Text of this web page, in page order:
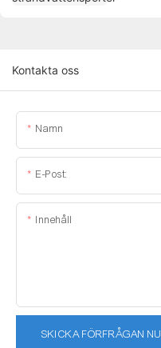
Kontakta oss
Namn
E-Post:
Innehåll
SKICKA FÖRFRÅGAN NU